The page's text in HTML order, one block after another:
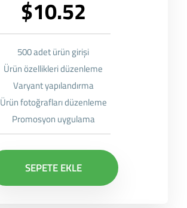
$10.52
500 adet ürün girişi
Ürün özellikleri düzenleme
Varyant yapılandırma
Ürün fotoğrafları düzenleme
Promosyon uygulama
SEPETE EKLE